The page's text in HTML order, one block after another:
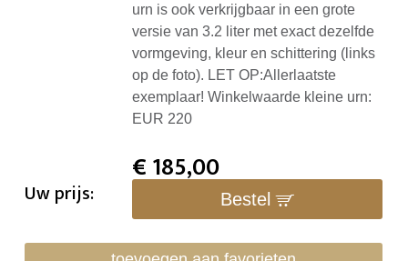
urn is ook verkrijgbaar in een grote
versie van 3.2 liter met exact dezelfde
vormgeving, kleur en schittering (links
op de foto). LET OP:Allerlaatste
exemplaar! Winkelwaarde kleine urn:
EUR 220
Uw prijs:
€185,00
Bestel